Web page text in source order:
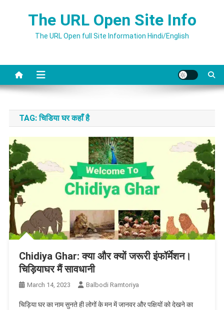
The URL Open Site Info
The URL Open full Site Information Hindi/English
TAG:चिडिया घर कहाँ है
Chidiya Ghar: क्या और क्यों जरूरी इंफॉर्मेशन।
चिड़ियाघर मैं सावधानी
March 14, 2023 Balbodi Ramtoriya
चिड़िया घर का नाम सुनते ही लोगों के मन में जानवर और पक्षियों को देखने का